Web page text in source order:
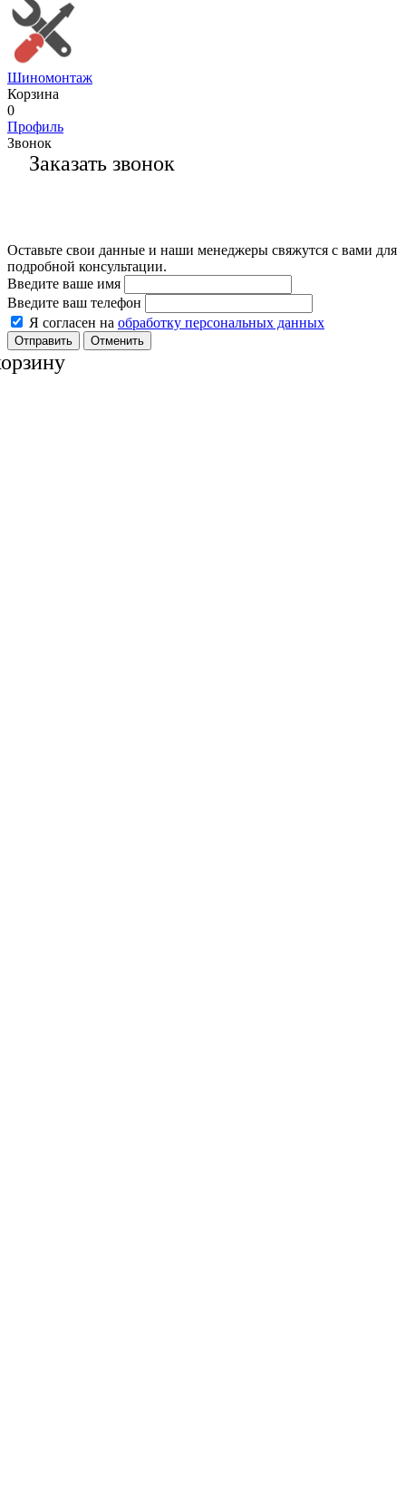
Шиномонтаж
Корзина
0
Профиль
Звонок
Заказать звонок
Оставьте свои данные и наши менеджеры свяжутся с вами для
подробной консультации.
Введите ваше имя
Введите ваш телефон
Я согласен на обработку персональных данных
Отменить